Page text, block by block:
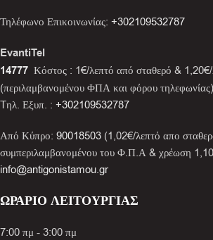
Τηλέφωνο Επικοινωνίας: +302109532787
EvantiTel
14777 Κόστος : 1€/λεπτό από σταθερό & 1,20€/
(περιλαμβανομένου ΦΠΑ και φόρου τηλεφωνίας)
Tηλ. Εξυπ. : +302109532787
Από Κύπρο: 90018503 (1,02€/λεπτό απο
συμπεριλαμβανομένου του Φ.Π.Α & χρέωση
info@antigonistamou.gr
ΩΡΑΡΙΟ ΛΕΙΤΟΥΡΓΙΑΣ
7:00 πμ - 3:00 πμ